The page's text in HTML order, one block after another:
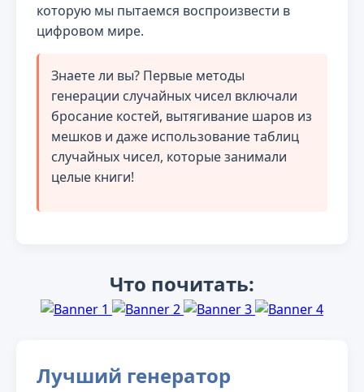
которую мы пытаемся воспроизвести в
цифровом мире.
Знаете ли вы? Первые методы
генерации случайных чисел включали
бросание костей, вытягивание шаров из
мешков и даже использование таблиц
случайных чисел, которые занимали
целые книги!
Что почитать:
Лучший генератор